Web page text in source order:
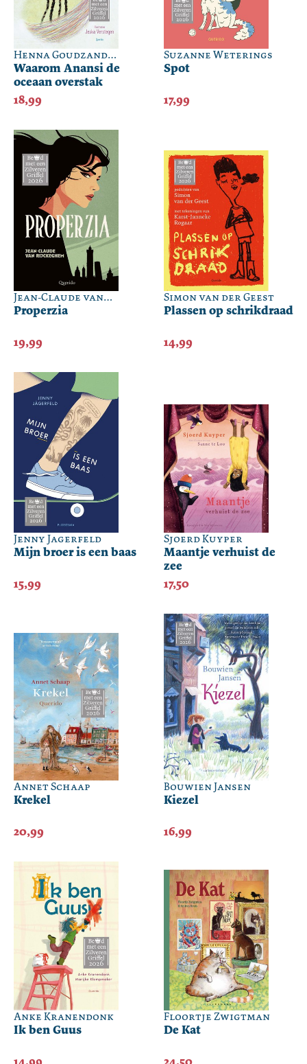
Henna Goudzand
Nahar
Waarom Anansi de
oceaan overstak
18,99
Suzanne Weterings
Spot
17,99
Jean-Claude van
Rijckeghem
Properzia
19,99
Simon van der Geest
Plassen op schrikdraad
14,99
Jenny Jagerfeld
Mijn broer is een baas
15,99
Sjoerd Kuyper
Maantje verhuist de
zee
17,50
Annet Schaap
Krekel
20,99
Bouwien Jansen
Kiezel
16,99
Anke Kranendonk
Ik ben Guus
Floortje Zwigtman
De Kat